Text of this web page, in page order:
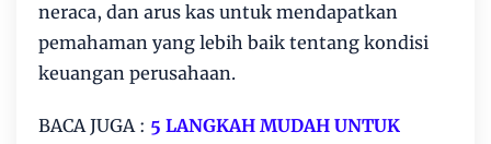
neraca, dan arus kas untuk mendapatkan
pemahaman yang lebih baik tentang kondisi
keuangan perusahaan.
BACA JUGA : 5 LANGKAH MUDAH UNTUK